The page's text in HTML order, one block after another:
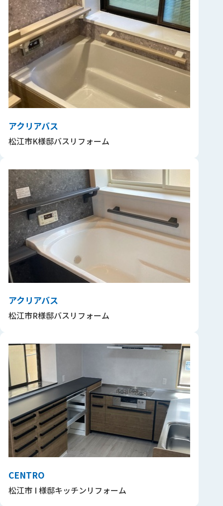
アクリアバス
松江市K様邸バスリフォーム
アクリアバス
松江市R様邸バスリフォーム
CENTRO
松江市 I 様邸キッチンリフォーム